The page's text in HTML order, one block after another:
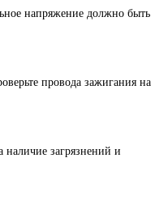
напряжение должно быть
провода зажигания на
наличие загрязнений и